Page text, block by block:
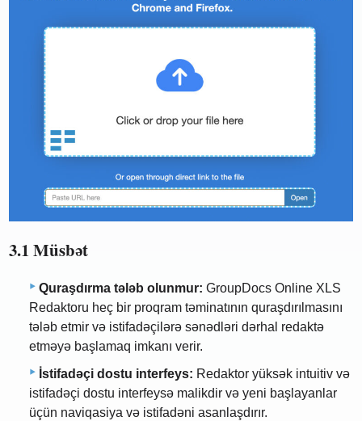
3.1 Müsbət
Quraşdırma tələb olunmur: GroupDocs Online XLS
Redaktoru heç bir proqram təminatının quraşdırılmasını
tələb etmir və istifadəçilərə sənədləri dərhal redaktə
etməyə başlamaq imkanı verir.
İstifadəçi dostu interfeys: Redaktor yüksək intuitiv və
istifadəçi dostu interfeysə malikdir və yeni başlayanlar
üçün naviqasiya və istifadəni asanlaşdırır.